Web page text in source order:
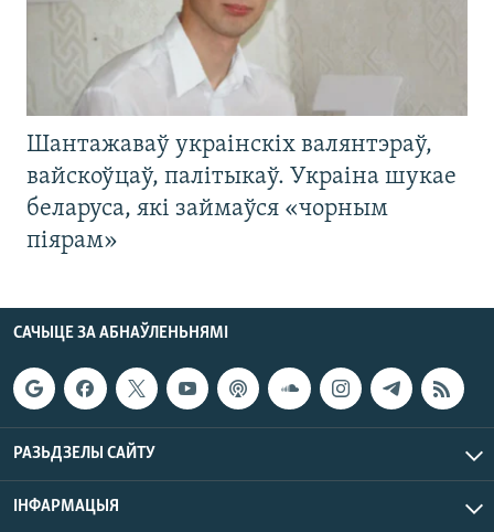
Шантажаваў украінскіх валянтэраў,
вайскоўцаў, палітыкаў. Украіна шукае
беларуса, які займаўся «чорным
піярам»
САЧЫЦЕ ЗА АБНАЎЛЕНЬНЯМІ
РАЗЬДЗЕЛЫ САЙТУ
ІНФАРМАЦЫЯ